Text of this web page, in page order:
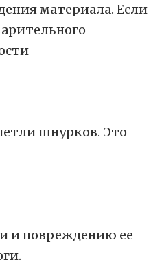
материала. Если
шнурков. Это
и повреждению ее